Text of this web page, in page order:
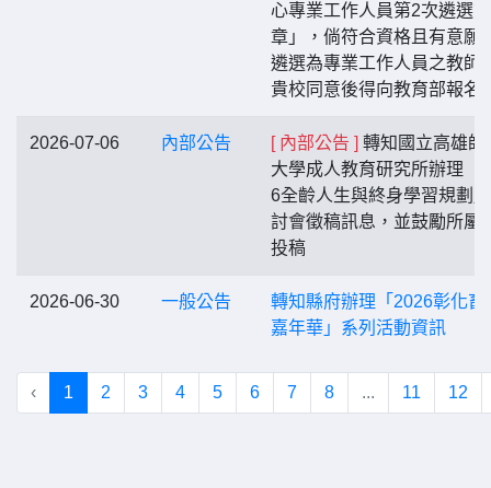
心專業工作人員第2次遴選簡
章」，倘符合資格且有意願
遴選為專業工作人員之教師
貴校同意後得向教育部報名
2026-07-06 內部公告 [ 內部公告 ] 轉知國立高雄師
大學成人教育研究所辦理「
6全齡人生與終身學習規劃
討會徵稿訊息，並鼓勵所屬
投稿
2026-06-30 一般公告
轉知縣府辦理「2026彰化畜
嘉年華」系列活動資訊
‹ 1 2 3 4 5 6 7 8 ... 11 12